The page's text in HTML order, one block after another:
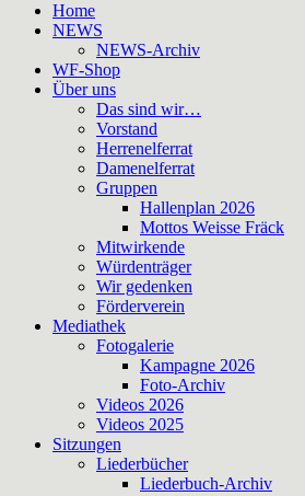
Home
NEWS
NEWS-Archiv
WF-Shop
Über uns
Das sind wir…
Vorstand
Herrenelferrat
Damenelferrat
Gruppen
Hallenplan 2026
Mottos Weisse Fräck
Mitwirkende
Würdenträger
Wir gedenken
Förderverein
Mediathek
Fotogalerie
Kampagne 2026
Foto-Archiv
Videos 2026
Videos 2025
Sitzungen
Liederbücher
Liederbuch-Archiv